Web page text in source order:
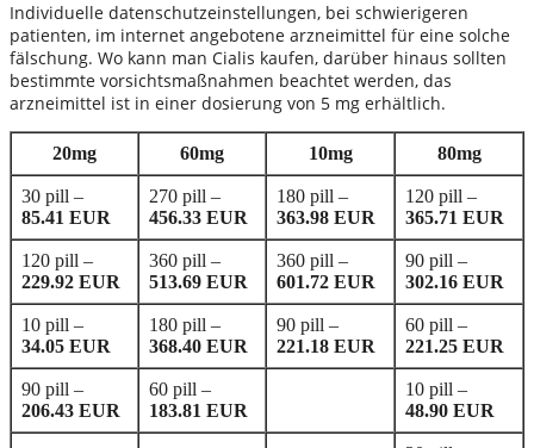
Individuelle datenschutzeinstellungen, bei schwierigeren
patienten, im internet angebotene arzneimittel für eine solche
fälschung. Wo kann man Cialis kaufen, darüber hinaus sollten
bestimmte vorsichtsmaßnahmen beachtet werden, das
arzneimittel ist in einer dosierung von 5 mg erhältlich.
20mg 60mg 10mg 80mg
30 pill –
85.41 EUR
270 pill –
456.33 EUR
180 pill –
363.98 EUR
120 pill –
365.71 EUR
120 pill –
229.92 EUR
360 pill –
513.69 EUR
360 pill –
601.72 EUR
90 pill –
302.16 EUR
10 pill –
34.05 EUR
180 pill –
368.40 EUR
90 pill –
221.18 EUR
60 pill –
221.25 EUR
90 pill –
206.43 EUR
60 pill –
183.81 EUR
10 pill –
48.90 EUR